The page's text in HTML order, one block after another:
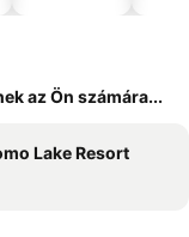
az Ön számára...
Lake Resort